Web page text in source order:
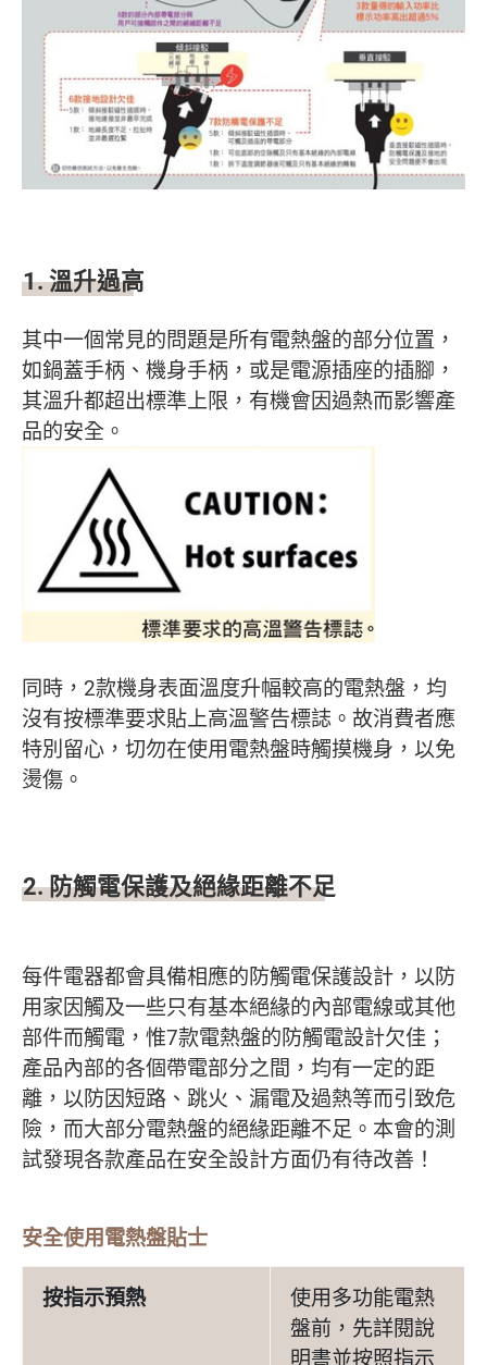
1. 溫升過高
其中一個常見的問題是所有電熱盤的部分位置，
如鍋蓋手柄、機身手柄，或是電源插座的插腳，
其溫升都超出標準上限，有機會因過熱而影響產
品的安全。
同時，2款機身表面溫度升幅較高的電熱盤，均
沒有按標準要求貼上高溫警告標誌。故消費者應
特別留心，切勿在使用電熱盤時觸摸機身，以免
燙傷。
2. 防觸電保護及絕緣距離不足
每件電器都會具備相應的防觸電保護設計，以防
用家因觸及一些只有基本絕緣的內部電線或其他
部件而觸電，惟7款電熱盤的防觸電設計欠佳；
產品內部的各個帶電部分之間，均有一定的距
離，以防因短路、跳火、漏電及過熱等而引致危
險，而大部分電熱盤的絕緣距離不足。本會的測
試發現各款產品在安全設計方面仍有待改善！
安全使用電熱盤貼士
按指示預熱
使用多功能電熱
盤前，先詳閱說
明書並按照指示